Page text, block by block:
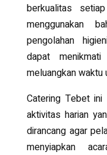
berkualitas
menggunakan
pengolahan
dapat
meluangkan waktu
Catering Tebetini
aktivitas harian
dirancang agar
menyiapkan